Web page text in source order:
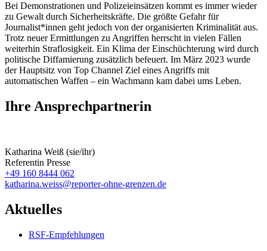
Bei Demonstrationen und Polizeieinsätzen kommt es immer wieder
zu Gewalt durch Sicherheitskräfte. Die größte Gefahr für
Journalist*innen geht jedoch von der organisierten Kriminalität aus.
Trotz neuer Ermittlungen zu Angriffen herrscht in vielen Fällen
weiterhin Straflosigkeit. Ein Klima der Einschüchterung wird durch
politische Diffamierung zusätzlich befeuert. Im März 2023 wurde
der Hauptsitz von Top Channel Ziel eines Angriffs mit
automatischen Waffen – ein Wachmann kam dabei ums Leben.
Ihre Ansprechpartnerin
Katharina Weiß (sie/ihr)
Referentin Presse
+49 160 8444 062
katharina.weiss@reporter-ohne-grenzen.de
Aktuelles
RSF-Empfehlungen